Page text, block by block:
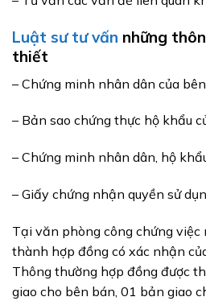
Luật sư tư vấn những
thiết
– Chứng minh nhân dân của
– Bản sao chứng thực hộ khẩu
– Chứng minh nhân dân, hộ
– Giấy chứng nhận quyền sử
Tại văn phòng công chứng việc
thành hợp đồng có xác nhận
Thông thường hợp đồng được
giao cho bên bán, 01 bản giao